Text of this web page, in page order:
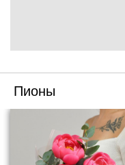
Пионы